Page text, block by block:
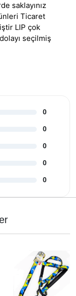
saklayınız
Ticaret
LIP çok
seçilmiş
0
0
0
0
0